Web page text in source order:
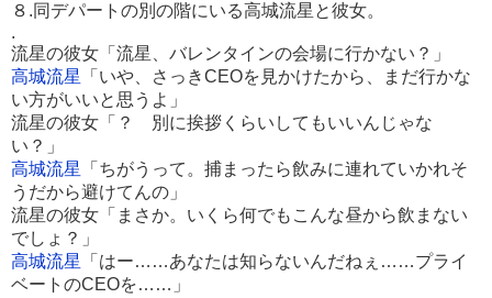
８.同デパートの別の階にいる高城流星と彼女。
.
流星の彼女「流星、バレンタインの会場に行かない？」
高城流星
「いや、さっきCEOを見かけたから、まだ行かな
い方がいいと思うよ」
流星の彼女「？ 別に挨拶くらいしてもいいんじゃな
い？」
高城流星
「ちがうって。捕まったら飲みに連れていかれそ
うだから避けてんの」
流星の彼女「まさか。いくら何でもこんな昼から飲まない
でしょ？」
高城流星
「はー……あなたは知らないんだねぇ……プライ
ベートのCEOを……」